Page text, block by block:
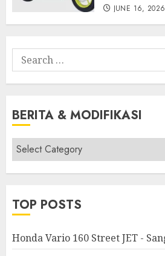
JUNE 16, 2026
Search
for:
BERITA & MODIFIKASI
Berita
&
Modifikasi
TOP POSTS
Honda Vario 160 Street JET -